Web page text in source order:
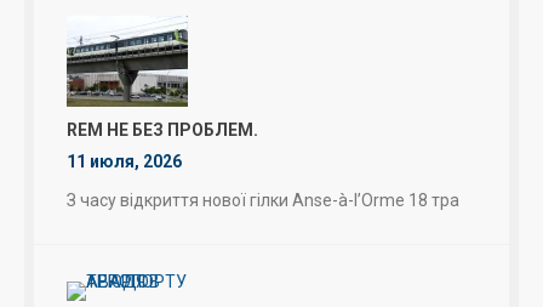
REM НЕ БЕЗ ПРОБЛЕМ.
11 июля, 2026
З часу відкриття нової гілки Anse-à-l’Orme 18 тра